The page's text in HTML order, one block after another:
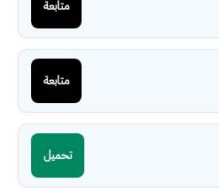
متابعة
متابعة
تحميل